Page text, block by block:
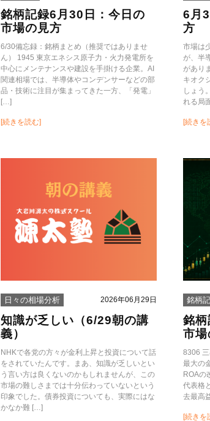
銘柄記録6月30日：今日の
市場の見方
6/30備忘録：銘柄まとめ（推奨ではありませ
ん） 1945 東京エネシス原子力・火力発電所を
中心にメンテナンスや建設を手掛ける企業。AI
関連相場では、半導体やコンデンサーなどの部
品・技術に注目が集まってきた一方、「発電」
[…]
[続きを読む]
6月
方
市場は
が、半
があり
キオク
しょう
れる局
[続きを
日々の相場分析 2026年06月29日
知識が乏しい（6/29朝の講
義）
NHKで各党の方々が金利上昇と投資について話
をされていたんです。まあ、知識が乏しいとい
う言い方は良くないのかもしれませんが、この
市場の難しさまでは十分伝わっていないという
印象でした。債券投資についても、実際にはな
かなか難 […]
銘柄
銘
市場
8306
最大の
ROAの
代表格
去最高
[続きを